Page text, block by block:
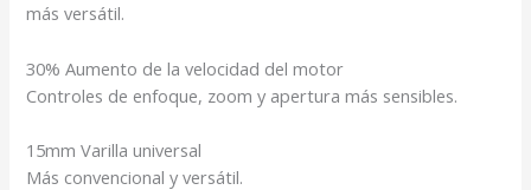
más versátil.
30%Aumento de la velocidad del motor
Controles de enfoque, zoom y apertura más sensibles.
15mmVarilla universal
Más convencional y versátil.